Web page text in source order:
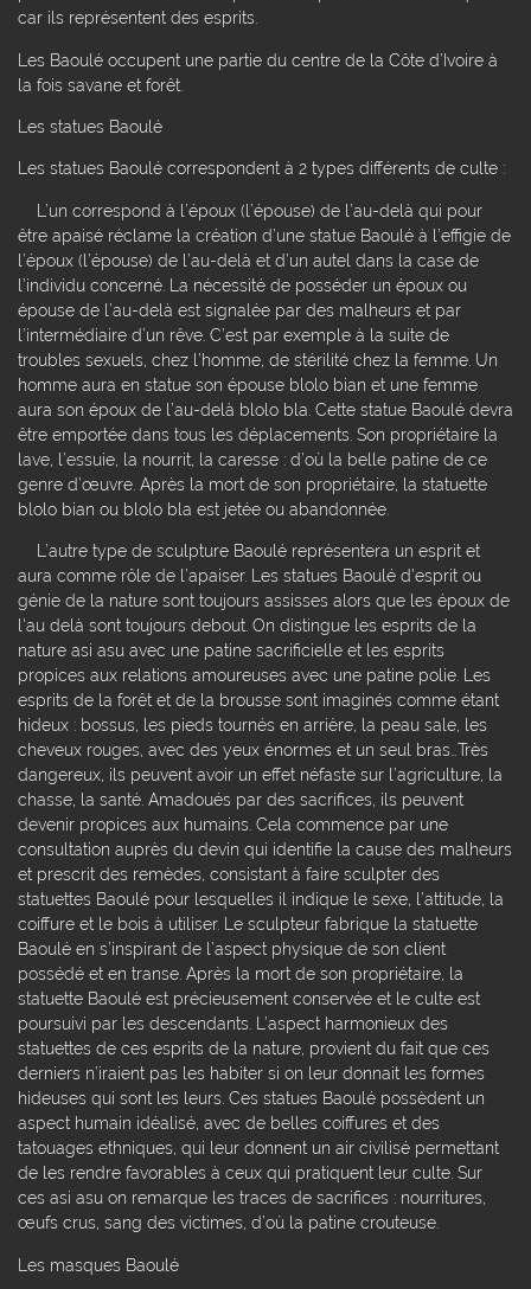
car ils représentent des esprits.
Les Baoulé occupent une partie du centre de la Côte d’Ivoire à
la fois savane et forêt.
Les statues Baoulé
Les statues Baoulé correspondent à 2 types différents de culte :
L’un correspond à l’époux (l’épouse) de l’au-delà qui pour
être apaisé réclame la création d’une statue Baoulé à l’effigie de
l’époux (l’épouse) de l’au-delà et d’un autel dans la case de
l’individu concerné. La nécessité de posséder un époux ou
épouse de l’au-delà est signalée par des malheurs et par
l’intermédiaire d’un rêve. C’est par exemple à la suite de
troubles sexuels, chez l’homme, de stérilité chez la femme. Un
homme aura en statue son épouse blolo bian et une femme
aura son époux de l’au-delà blolo bla. Cette statue Baoulé devra
être emportée dans tous les déplacements. Son propriétaire la
lave, l’essuie, la nourrit, la caresse : d’où la belle patine de ce
genre d’œuvre. Après la mort de son propriétaire, la statuette
blolo bian ou blolo bla est jetée ou abandonnée.
L’autre type de sculpture Baoulé représentera un esprit et
aura comme rôle de l’apaiser. Les statues Baoulé d'esprit ou
génie de la nature sont toujours assisses alors que les époux de
l'au delà sont toujours debout. On distingue les esprits de la
nature asi asu avec une patine sacrificielle et les esprits
propices aux relations amoureuses avec une patine polie. Les
esprits de la forêt et de la brousse sont imaginés comme étant
hideux : bossus, les pieds tournés en arrière, la peau sale, les
cheveux rouges, avec des yeux énormes et un seul bras…Très
dangereux, ils peuvent avoir un effet néfaste sur l’agriculture, la
chasse, la santé. Amadoués par des sacrifices, ils peuvent
devenir propices aux humains. Cela commence par une
consultation auprès du devin qui identifie la cause des malheurs
et prescrit des remèdes, consistant à faire sculpter des
statuettes Baoulé pour lesquelles il indique le sexe, l’attitude, la
coiffure et le bois à utiliser. Le sculpteur fabrique la statuette
Baoulé en s’inspirant de l’aspect physique de son client
possédé et en transe. Après la mort de son propriétaire, la
statuette Baoulé est précieusement conservée et le culte est
poursuivi par les descendants. L’aspect harmonieux des
statuettes de ces esprits de la nature, provient du fait que ces
derniers n’iraient pas les habiter si on leur donnait les formes
hideuses qui sont les leurs. Ces statues Baoulé possèdent un
aspect humain idéalisé, avec de belles coiffures et des
tatouages ethniques, qui leur donnent un air civilisé permettant
de les rendre favorables à ceux qui pratiquent leur culte. Sur
ces asi asu on remarque les traces de sacrifices : nourritures,
œufs crus, sang des victimes, d’où la patine crouteuse.
Les masques Baoulé